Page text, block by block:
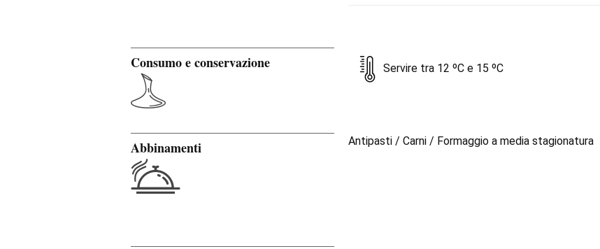
Consumo e conservazione Servire tra 12 ºC e 15 ºC
Abbinamenti Antipasti / Carni / Formaggio a media stagionatura